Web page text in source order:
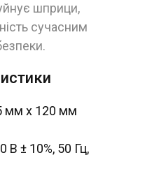
шприци,
сучасним
мм x 120 мм
В ± 10%, 50 Гц,